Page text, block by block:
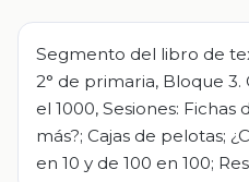
Segmento del libro de
2° de primaria, Bloque 3.
el 1000, Sesiones:
más?; Cajas de pelotas;
en 10 y de 100 en 100;